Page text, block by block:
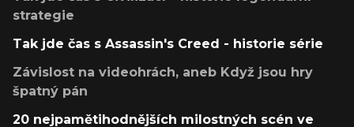
strategie
Tak jde čas s Assassin's Creed - historie série
Závislost na videohrách, aneb Když jsou hry
špatný pán
20 nejpamětihodnějších milostných scén ve